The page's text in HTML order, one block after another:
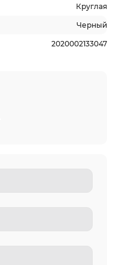
Круглая
Черный
2020002133047